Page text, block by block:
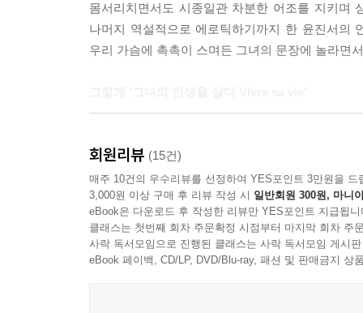
몸서리치면서도 시종일관 차분한 어조를 지키며
나머지 역설적으로 에로틱하기까지 한 윤진서의
우리 가슴에 촉촉이 스며든 그녀의 문장에 놀라면
고통에 젖은 시간도 내재되어다가 손끝과 발끝을
함께 쏟아낸다. 구두에 갇힌 발을 힘차게 구르며 아
삶의 희로애락을 무대 위에 펼쳐 보인다. 사랑의 찬
짧은 환희의 순간이 지나면 독백과도 같은 춤사위
무희 홀로 무대를 지킨다. 인생은 플라멩코를 닮았
- 본문 중에서
회원리뷰 (15건)
매주 10건의 우수리뷰를 선정하여 YES포인트 3만원을 드
3,000원 이상 구매 후 리뷰 작성 시 일반회원 300원, 마니
eBook은 다운로드 후 작성한 리뷰만 YES포인트 지급됩니
클래스는 첫번째 회차 주문확정 시점부터 마지막 회차 주
사락 독서모임으로 진행된 클래스는 사락 독서모임 게시
eBook 페이백, CD/LP, DVD/Blu-ray, 패션 및 판매금지 상